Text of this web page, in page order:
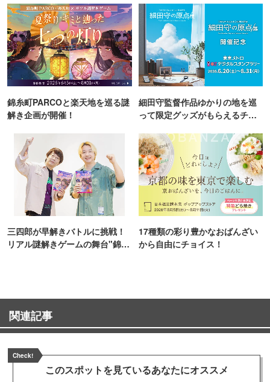
錦糸町PARCOと楽天地を巡る謎
解き企画が開催！
細田守監督作品ゆかりの地を巡
って限定グッズがもらえるチャ
三四郎が早解きバトルに挑戦！
リアル謎解きゲームの舞台"錦糸
17種類の彩り豊かなおばんざい
から自由にチョイス！
関連記事
Check!
このスポットを見ているあなたにオススメ